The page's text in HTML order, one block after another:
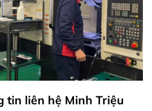
tin liên hệ Minh Triệu